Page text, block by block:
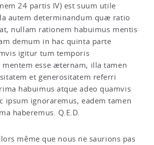
24 partis IV) est suum utile
autem determinandum quæ ratio
nullam rationem habuimus mentis
demum in hac quinta parte
igitur tum temporis
esse æternam, illa tamen
et generositatem referri
habuimus atque adeo quamvis
ipsum ignoraremus, eadem tamen
haberemus. Q.E.D.
même que nous ne saurions pas